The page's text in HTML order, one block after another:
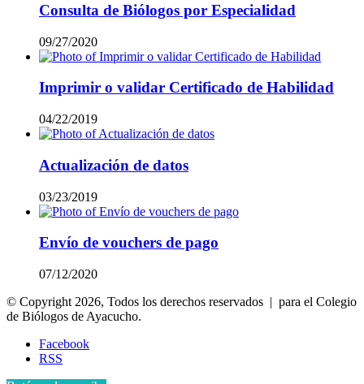
Consulta de Biólogos por Especialidad
09/27/2020
Imprimir o validar Certificado de Habilidad
04/22/2019
Actualización de datos
03/23/2019
Envío de vouchers de pago
07/12/2020
© Copyright 2026, Todos los derechos reservados | para el Colegio
de Biólogos de Ayacucho.
Facebook
RSS